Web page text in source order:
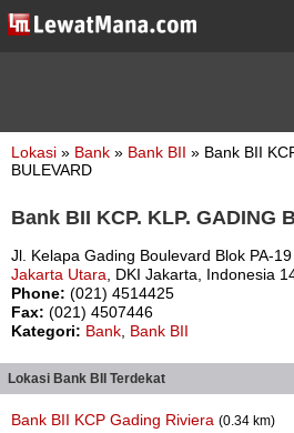
Lokasi » Bank » Bank BII » Bank BII
BULEVARD
Bank BII KCP. KLP. GADING
Jl. Kelapa Gading Boulevard Blok PA-19
Jakarta Utara , DKI Jakarta, Indonesia
Phone: (021) 4514425
Fax: (021) 4507446
Kategori: Bank Bank BII
Lokasi Bank BII Terdekat
Bank BII KCP Gading Riviera (0.34 km)